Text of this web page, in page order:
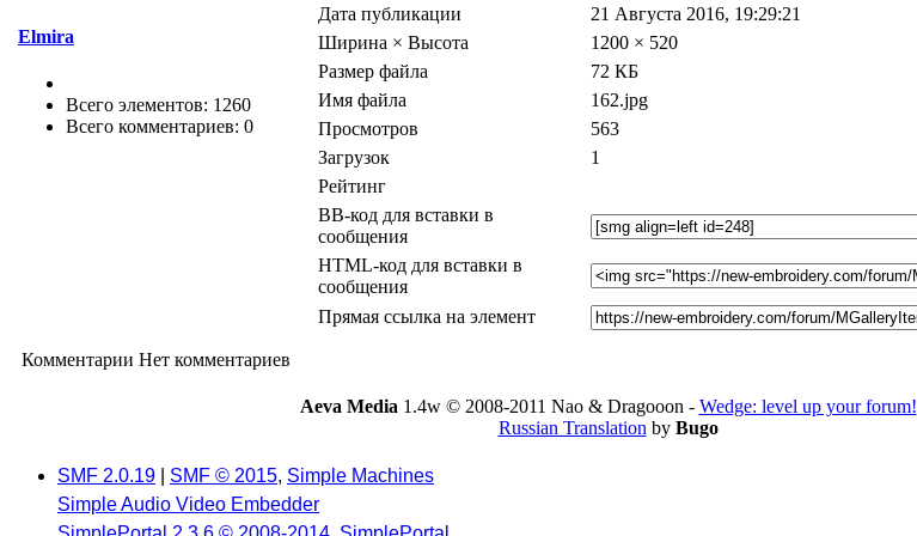
Elmira
Всего элементов: 1260
Всего комментариев: 0
Дата публикации
21 Августа 2016, 19:29:21
Ширина × Высота
1200 × 520
Размер файла
72 КБ
Имя файла
162.jpg
Просмотров
563
Загрузок
1
Рейтинг
BB-код для вставки в
сообщения
HTML-код для вставки в
сообщения
Прямая ссылка на элемент
Комментарии Нет комментариев
Aeva Media 1.4w © 2008-2011 Nao & Dragooon - Wedge: level up your forum!
Russian Translation by Bugo
SMF 2.0.19 SMF © 2015, Simple Machines
Simple Audio Video Embedder